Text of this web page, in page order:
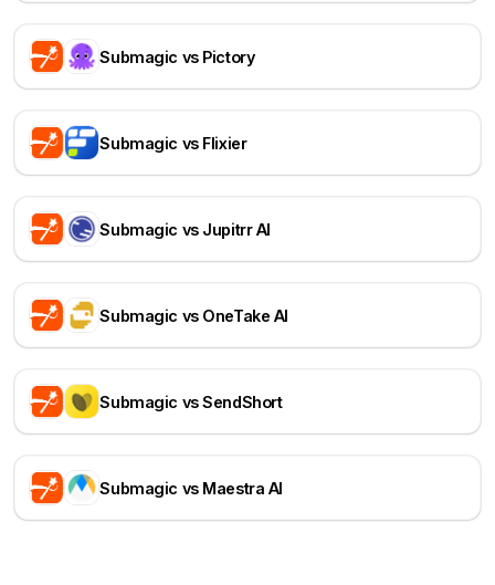
Submagic vs Pictory
Submagic vs Flixier
Submagic vs Jupitrr AI
Submagic vs OneTake AI
Submagic vs SendShort
Submagic vs Maestra AI